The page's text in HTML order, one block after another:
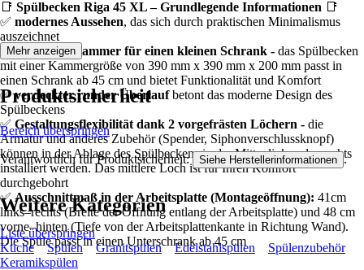
📑 Spülbecken Riga 45 XL – Grundlegende Informationen 📑
✅ modernes Aussehen, das sich durch praktischen Minimalismus
auszeichnet
✅große XL-Kammer für einen kleinen Schrank - das Spülbecken
mit einer Kammergröße von 390 mm x 390 mm x 200 mm passt in
einen Schrank ab 45 cm und bietet Funktionalität und Komfort
✅verdeckter runder Überlaufbetont das moderne Design des
Spülbeckens
✅ Gestaltungsflexibilität dank 2 vorgefrästen Löchern - die
Armatur und anderes Zubehör (Spender, Siphonverschlussknopf)
können in der Ablage des Spülbeckens in der Mitte, links oder rechts
installiert werden. Das mittlere Loch ist für Ihren Komfort
durchgebohrt
✅Ausschnittmaß in der Arbeitsplatte (Montageöffnung): 41cm
links–rechts (Breite der Öffnung entlang der Arbeitsplatte) und 48 cm
vorne–hinten (Tiefe von der Arbeitsplattenkante in Richtung Wand).
Die Spüle passt in einen Unterschrank ab 45 cm
Mehr anzeigen
Produktsicherheit
Bereich überspringen
Verantwortlich für Produktsicherheit: Siehe Herstellerinformationen .
Weitere Kategorien
Liste überspringen
Küche
Spülen Granitspülen Edelstahlspülen
Spülenzubehör
Keramikspülen